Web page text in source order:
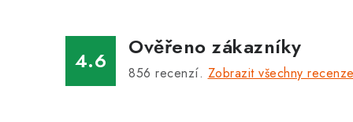
a4.6
Ověřeno zákazníky
856 recenzí. Zobrazit všechny recenze